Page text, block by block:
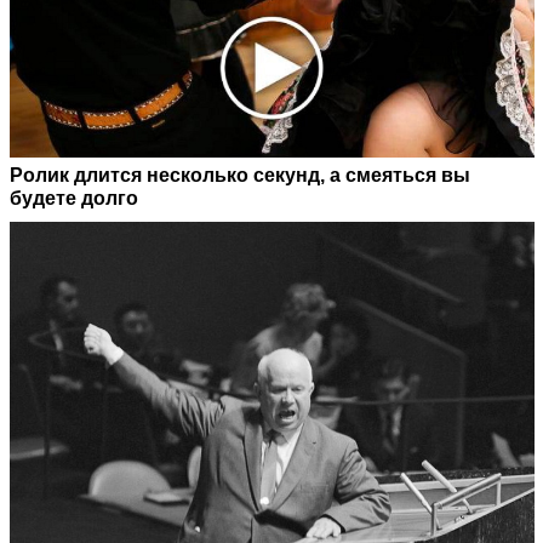
Ролик длится несколько секунд, а смеяться вы
будете долго